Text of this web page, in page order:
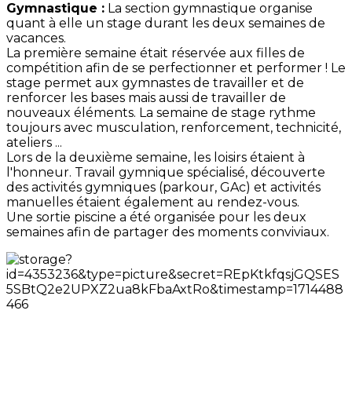
Gymnastique : La section gymnastique organise
quant à elle un stage durant les deux semaines de
vacances.
La première semaine était réservée aux filles de
compétition afin de se perfectionner et performer ! Le
stage permet aux gymnastes de travailler et de
renforcer les bases mais aussi de travailler de
nouveaux éléments. La semaine de stage rythme
toujours avec musculation, renforcement, technicité,
ateliers ...
Lors de la deuxième semaine, les loisirs étaient à
l'honneur. Travail gymnique spécialisé, découverte
des activités gymniques (parkour, GAc) et activités
manuelles étaient également au rendez-vous.
Une sortie piscine a été organisée pour les deux
semaines afin de partager des moments conviviaux.